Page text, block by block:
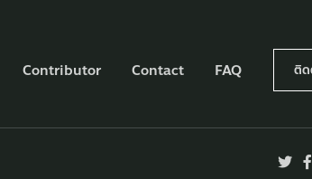
Contributor Contact FAQ ติ